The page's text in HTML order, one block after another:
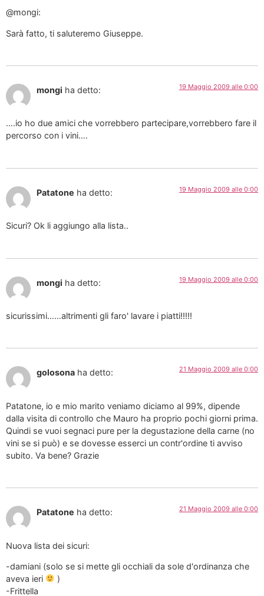
@mongi:
Sarà fatto, ti saluteremo Giuseppe.
mongi ha detto: 19 Maggio 2009 alle 0:00
….io ho due amici che vorrebbero partecipare,vorrebbero fare il
percorso con i vini….
Patatone ha detto: 19 Maggio 2009 alle 0:00
Sicuri? Ok li aggiungo alla lista..
mongi ha detto: 19 Maggio 2009 alle 0:00
sicurissimi……altrimenti gli faro' lavare i piatti!!!!!
golosona ha detto: 21 Maggio 2009 alle 0:00
Patatone, io e mio marito veniamo diciamo al 99%, dipende
dalla visita di controllo che Mauro ha proprio pochi giorni prima.
Quindi se vuoi segnaci pure per la degustazione della carne (no
vini se si può) e se dovesse esserci un contr'ordine ti avviso
subito. Va bene? Grazie
Patatone ha detto: 21 Maggio 2009 alle 0:00
Nuova lista dei sicuri:
-damiani (solo se si mette gli occhiali da sole d'ordinanza che
aveva ieri
)
-Frittella